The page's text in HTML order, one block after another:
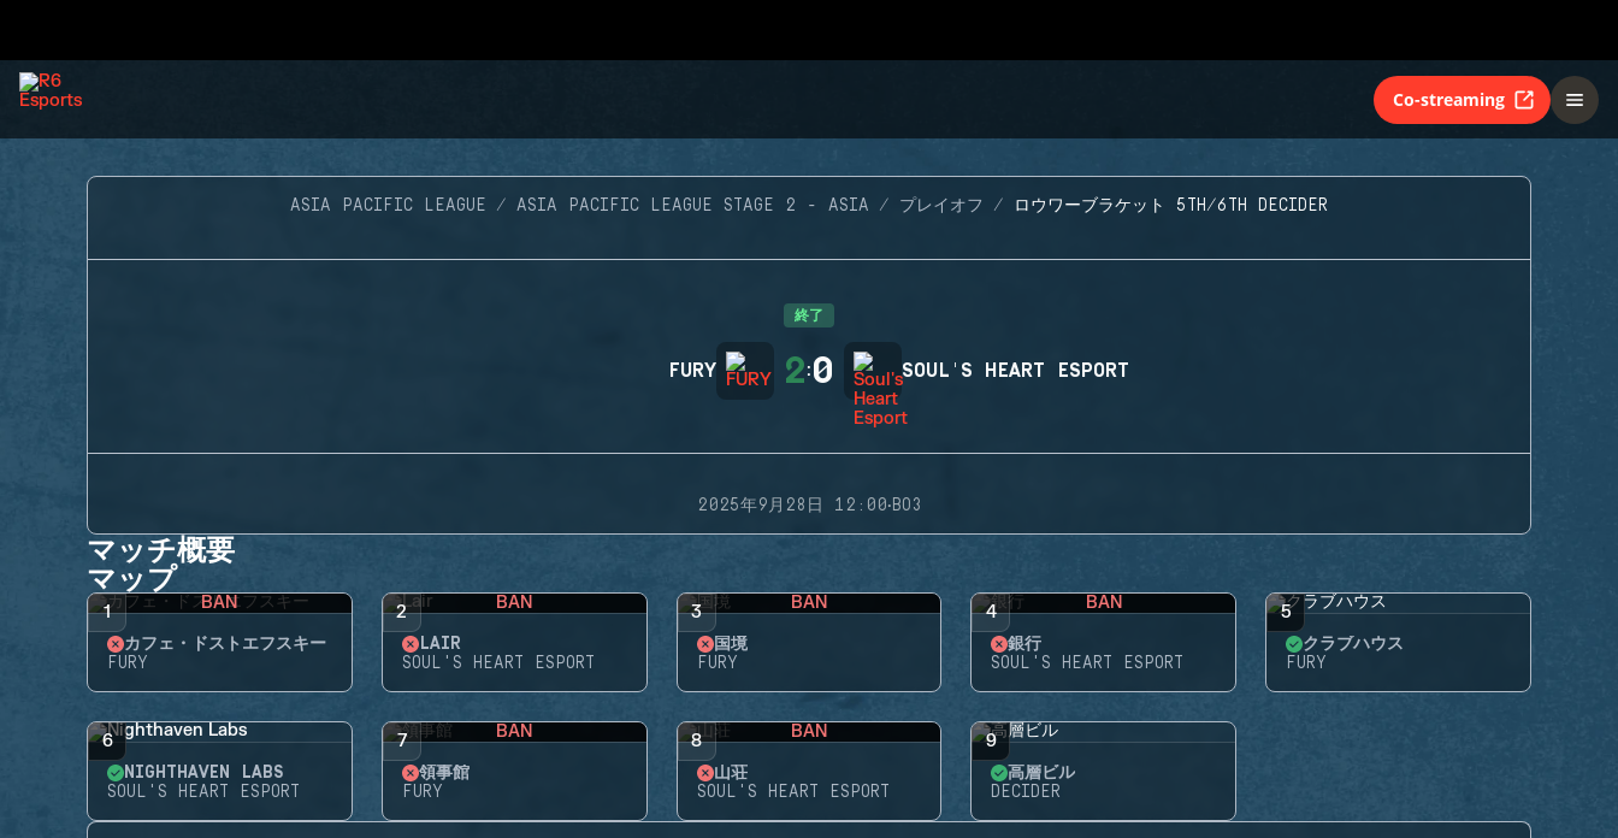
Co-streaming
ASIA PACIFIC LEAGUE ASIA PACIFIC LEAGUE STAGE 2 - ASIA プレイオフ ロウワーブラケット 5TH/6TH DECIDER
終了
FURY 2:0 SOUL'S HEART ESPORT
2025年9月28日 12:00·BO3
マッチ概要
マップ
1 BAN
カフェ・ドストエフスキー
FURY
2 BAN
LAIR
SOUL'S HEART ESPORT
3 BAN
国境
FURY
4 BAN
銀行
SOUL'S HEART ESPORT
5
クラブハウス
FURY
6
NIGHTHAVEN LABS
SOUL'S HEART ESPORT
7 BAN
領事館
FURY
8 BAN
山荘
SOUL'S HEART ESPORT
9
高層ビル
DECIDER